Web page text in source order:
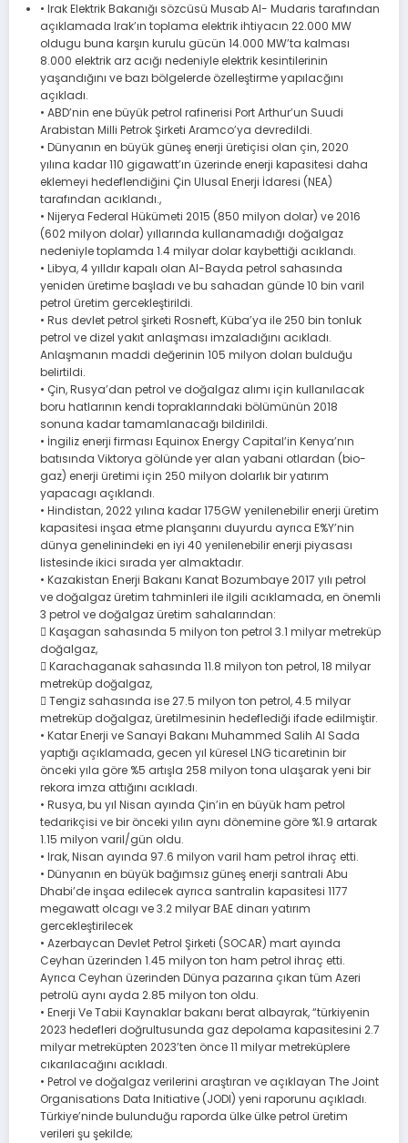
• Irak Elektrik Bakanığı sözcüsü Musab Al- Mudaris tarafından
açıklamada Irak’ın toplama elektrik ihtiyacın 22.000 MW
oldugu buna karşın kurulu gücün 14.000 MW’ta kalması
8.000 elektrik arz acığı nedeniyle elektrik kesintilerinin
yaşandığını ve bazı bölgelerde özelleştirme yapılacğını
açıkladı.
• ABD’nin ene büyük petrol rafinerisi Port Arthur’un Suudi
Arabistan Milli Petrok Şirketi Aramco’ya devredildi.
• Dünyanın en büyük güneş enerji üretiçisi olan çin, 2020
yılına kadar 110 gigawatt’ın üzerinde enerji kapasitesi daha
eklemeyi hedeflendiğini Çin Ulusal Enerji İdaresi (NEA)
tarafından acıklandı.,
• Nijerya Federal Hükümeti 2015 (850 milyon dolar) ve 2016
(602 milyon dolar) yıllarında kullanamadığı doğalgaz
nedeniyle toplamda 1.4 milyar dolar kaybettiği acıklandı.
• Libya, 4 yılldır kapalı olan Al-Bayda petrol sahasında
yeniden üretime başladı ve bu sahadan günde 10 bin varil
petrol üretim gercekleştirildi.
• Rus devlet petrol şirketi Rosneft, Küba’ya ile 250 bin tonluk
petrol ve dizel yakıt anlaşması imzaladığını acıkladı.
Anlaşmanın maddi değerinin 105 milyon doları bulduğu
belirtildi.
• Çin, Rusya’dan petrol ve doğalgaz alımı için kullanılacak
boru hatlarının kendi topraklarındaki bölümünün 2018
sonuna kadar tamamlanacağı bildirildi.
• İngiliz enerji firması Equinox Energy Capital’in Kenya’nın
batısında Viktorya gölünde yer alan yabani otlardan (bio-
gaz) enerji üretimi için 250 milyon dolarlık bir yatırım
yapacagı açıklandı.
• Hindistan, 2022 yılına kadar 175GW yenilenebilir enerji üretim
kapasitesi inşaa etme planşarını duyurdu ayrıca E%Y’nin
dünya genelinindeki en iyi 40 yenilenebilir enerji piyasası
listesinde ikici sırada yer almaktadır.
• Kazakistan Enerji Bakanı Kanat Bozumbaye 2017 yılı petrol
ve doğalgaz üretim tahminleri ile ilgili acıklamada, en önemli
3 petrol ve doğalgaz üretim sahalarından:
 Kaşagan sahasında 5 milyon ton petrol 3.1 milyar metreküp
doğalgaz,
 Karachaganak sahasında 11.8 milyon ton petrol, 18 milyar
metreküp doğalgaz,
 Tengiz sahasında ise 27.5 milyon ton petrol, 4.5 milyar
metreküp doğalgaz, üretilmesinin hedeflediği ifade edilmiştir.
• Katar Enerji ve Sanayi Bakanı Muhammed Salih Al Sada
yaptığı açıklamada, gecen yıl küresel LNG ticaretinin bir
önceki yıla göre %5 artışla 258 milyon tona ulaşarak yeni bir
rekora imza attığını acıkladı.
• Rusya, bu yıl Nisan ayında Çin’in en büyük ham petrol
tedarikçisi ve bir önceki yılın aynı dönemine göre %1.9 artarak
1.15 milyon varil/gün oldu.
• Irak, Nisan ayında 97.6 milyon varil ham petrol ihraç etti.
• Dünyanın en büyük bağımsız güneş enerji santrali Abu
Dhabi’de inşaa edilecek ayrıca santralin kapasitesi 1177
megawatt olcagı ve 3.2 milyar BAE dinarı yatırım
gercekleştirilecek
• Azerbaycan Devlet Petrol Şirketi (SOCAR) mart ayında
Ceyhan üzerinden 1.45 milyon ton ham petrol ihraç etti.
Ayrıca Ceyhan üzerinden Dünya pazarına çıkan tüm Azeri
petrolü aynı ayda 2.85 milyon ton oldu.
• Enerji Ve Tabii Kaynaklar bakanı berat albayrak, “türkiyenin
2023 hedefleri doğrultusunda gaz depolama kapasitesini 2.7
milyar metreküpten 2023’ten önce 11 milyar metreküplere
cıkarılacağını acıkladı.
• Petrol ve doğalgaz verilerini araştıran ve açıklayan The Joint
Organisations Data Initiative (JODI) yeni raporunu açıkladı.
Türkiye’ninde bulunduğu raporda ülke ülke petrol üretim
verileri şu şekilde;